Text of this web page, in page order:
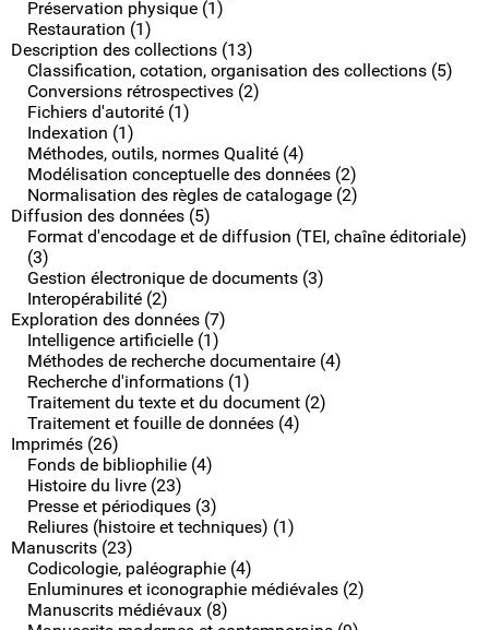
Préservation physique (1)
Restauration (1)
Description des collections (13)
Classification, cotation, organisation des collections (5)
Conversions rétrospectives (2)
Fichiers d'autorité (1)
Indexation (1)
Méthodes, outils, normes Qualité (4)
Modélisation conceptuelle des données (2)
Normalisation des règles de catalogage (2)
Diffusion des données (5)
Format d'encodage et de diffusion (TEI, chaîne éditoriale)
(3)
Gestion électronique de documents (3)
Interopérabilité (2)
Exploration des données (7)
Intelligence artificielle (1)
Méthodes de recherche documentaire (4)
Recherche d'informations (1)
Traitement du texte et du document (2)
Traitement et fouille de données (4)
Imprimés (26)
Fonds de bibliophilie (4)
Histoire du livre (23)
Presse et périodiques (3)
Reliures (histoire et techniques) (1)
Manuscrits (23)
Codicologie, paléographie (4)
Enluminures et iconographie médiévales (2)
Manuscrits médiévaux (8)